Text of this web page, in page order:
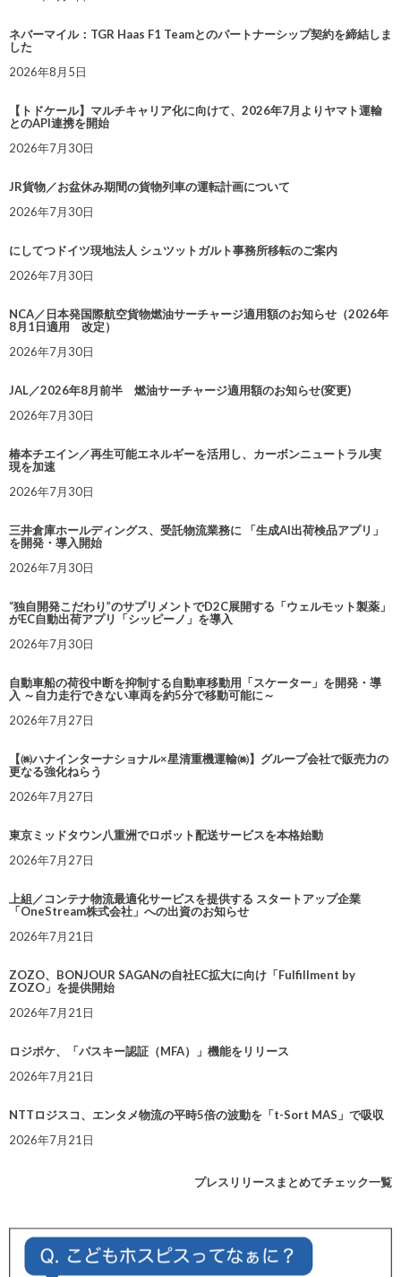
ネバーマイル：TGR Haas F1 Teamとのパートナーシップ契約を締結しま
した
2026年8月5日
【トドケール】マルチキャリア化に向けて、2026年7月よりヤマト運輸
とのAPI連携を開始
2026年7月30日
JR貨物／お盆休み期間の貨物列車の運転計画について
2026年7月30日
にしてつドイツ現地法人 シュツットガルト事務所移転のご案内
2026年7月30日
NCA／日本発国際航空貨物燃油サーチャージ適用額のお知らせ（2026年
8月1日適用 改定）
2026年7月30日
JAL／2026年8月前半 燃油サーチャージ適用額のお知らせ(変更)
2026年7月30日
椿本チエイン／再生可能エネルギーを活用し、カーボンニュートラル実
現を加速
2026年7月30日
三井倉庫ホールディングス、受託物流業務に 「生成AI出荷検品アプリ」
を開発・導入開始
2026年7月30日
“独自開発こだわり”のサプリメントでD2C展開する「ウェルモット製薬」
がEC自動出荷アプリ「シッピーノ」を導入
2026年7月30日
自動車船の荷役中断を抑制する自動車移動用「スケーター」を開発・導
入 ～自力走行できない車両を約5分で移動可能に～
2026年7月27日
【㈱ハナインターナショナル×星清重機運輸㈱】グループ会社で販売力の
更なる強化ねらう
2026年7月27日
東京ミッドタウン八重洲でロボット配送サービスを本格始動
2026年7月27日
上組／コンテナ物流最適化サービスを提供する スタートアップ企業
「OneStream株式会社」への出資のお知らせ
2026年7月21日
ZOZO、BONJOUR SAGANの自社EC拡大に向け「Fulfillment by
ZOZO」を提供開始
2026年7月21日
ロジポケ、「パスキー認証（MFA）」機能をリリース
2026年7月21日
NTTロジスコ、エンタメ物流の平時5倍の波動を「t-Sort MAS」で吸収
2026年7月21日
プレスリリースまとめてチェック一覧